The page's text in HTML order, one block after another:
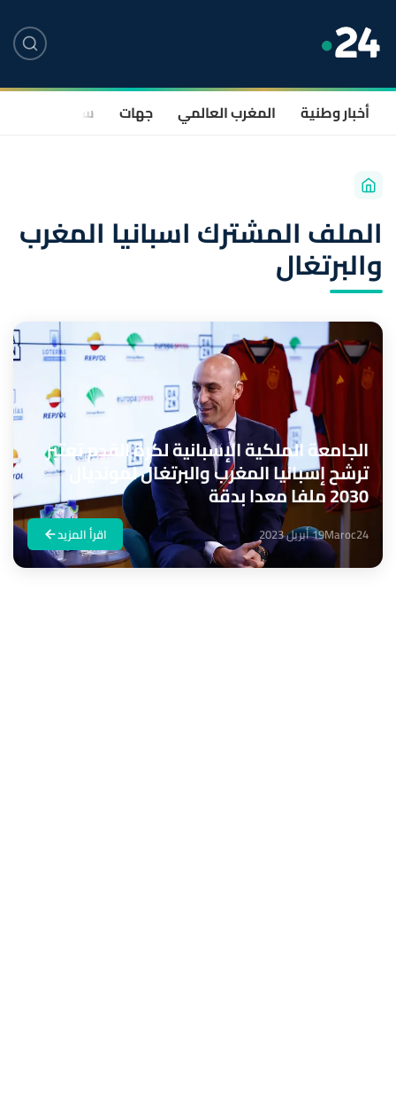
أخبار وطنية المغرب العالمي جهات سياسة
الملف المشترك اسبانيا المغرب
والبرتغال
الجامعة الملكية الإسبانية لكرة القدم تعتبر
ترشح إسبانيا المغرب والبرتغال لمونديال
2030 ملفا معدا بدقة
Maroc2419 أبريل 2023 اقرأ المزيد